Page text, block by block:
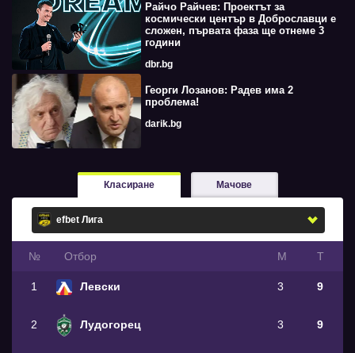
Райчо Райчев: Проектът за
космически център в Доброславци е
сложен, първата фаза ще отнеме 3
години
dbr.bg
Георги Лозанов: Радев има 2
проблема!
darik.bg
Класиране Мачове
№ Oтбор М Т
1 Левски 3 9
2 Лудогорец 3 9